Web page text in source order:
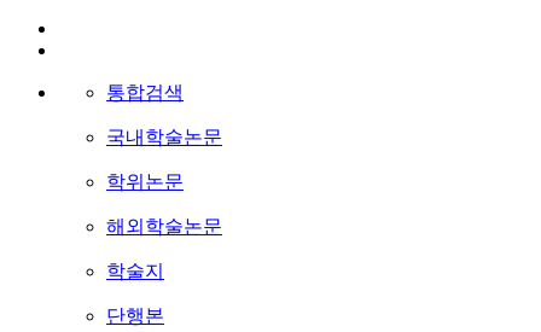
통합검색
국내학술논문
학위논문
해외학술논문
학술지
단행본